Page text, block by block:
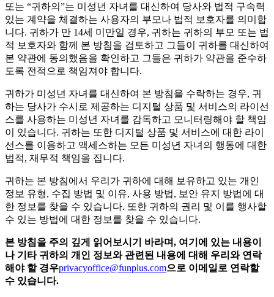
또는 “귀하의”는 미성년 자녀를 대신하여 당사와 법적 구속력
있는 계약을 체결하는 사용자의 부모나 법적 보호자를 의미합
니다. 귀하가 만 14세 미만일 경우, 귀하는 귀하의 부모 또는 법
적 보호자와 함께 본 방침을 검토하고 그들이 귀하를 대신하여
본 약관에 동의했음을 확인하고 그들은 귀하가 약관을 준수하
도록 전적으로 책임져야 합니다.
귀하가 미성년 자녀를 대신하여 본 방침을 수락하는 경우, 귀
하는 당사가 수시로 제공하는 디지털 상품 및 서비스의 라이선
스를 사용하는 미성년 자녀를 감독하고 모니터링해야 할 책임
이 있습니다. 귀하는 또한 디지털 상품 및 서비스에 대한 라이
선스를 이용하고 액세스하는 모든 미성년 자녀의 행동에 대한
법적, 재무적 책임을 집니다.
귀하는 본 방침에서 우리가 귀하에 대해 보유하고 있는 개인
정보 유형, 수집 방법 및 이유, 사용 방법, 보안 유지 방법에 대
한 정보를 찾을 수 있습니다. 또한 귀하의 권리 및 이를 행사할
수 있는 방법에 대한 정보를 찾을 수 있습니다.
본 방침을 주의 깊게 읽어보시기 바라며, 여기에 있는 내용이
나 기타 귀하의 개인 정보와 관련된 내용에 대해 우리와 연락
해야 할 경우privacyoffice@funplus.com으로 이메일로 연락할
수 있습니다.